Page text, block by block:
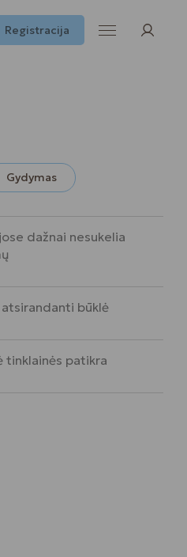
Registracija
Gydymas
dažnai nesukelia
būklė
tinklainės patikra